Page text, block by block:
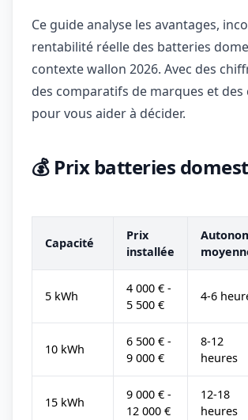
Ce guide analyse les avantages,
rentabilité réelle des batteries
contexte wallon 2026. Avec des
des comparatifs de marques et des
pour vous aider à décider.
💰 Prix batteries
Capacité
Prix
installée
5 kWh
4 000 € -
5 500 €
4-6
10 kWh
6 500 € -
9 000 €
8-12
heures
15 kWh
9 000 € -
12 000 €
12-18
heures